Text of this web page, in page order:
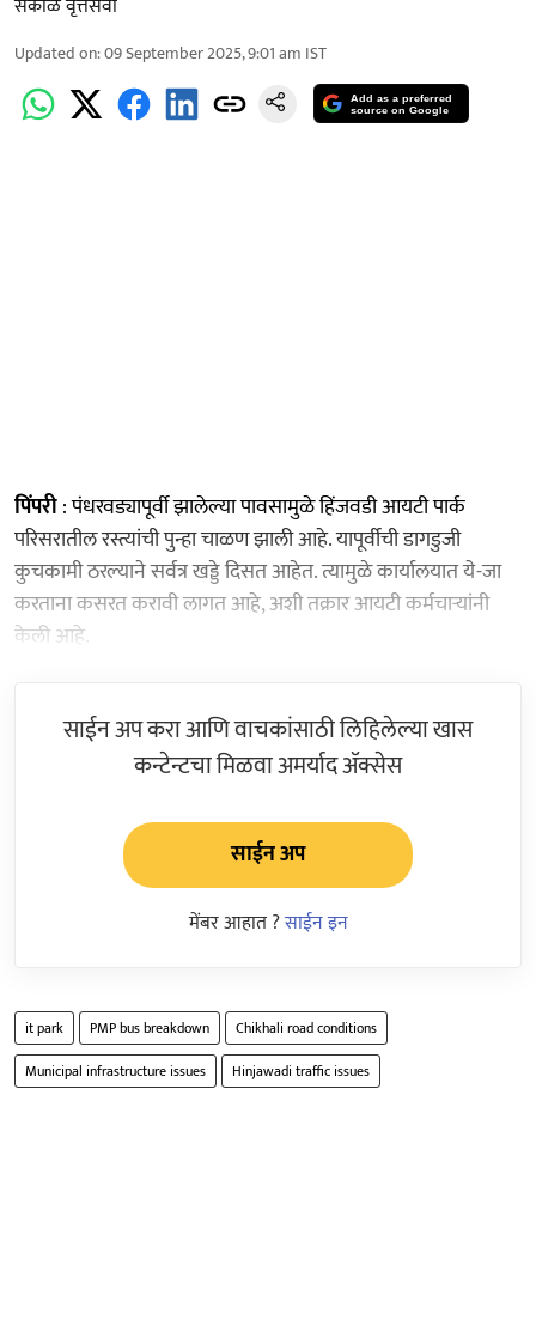
Updated on:09 September 2025, 9:01 am IST
Add as a preferred
source on Google
पिंपरी: पंधरवड्यापूर्वी झालेल्या पावसामुळे हिंजवडी आयटी पार्क
परिसरातील रस्त्यांची पुन्हा चाळण झाली आहे. यापूर्वीची डागडुजी
कुचकामी ठरल्याने सर्वत्र खड्डे दिसत आहेत. त्यामुळे कार्यालयात ये-जा
करताना कसरत करावी लागत आहे, अशी तक्रार आयटी कर्मचाऱ्यांनी
केली आहे.
साईन अप करा आणि वाचकांसाठी लिहिलेल्या खास
कन्टेन्टचा मिळवा अमर्याद ॲक्सेस
साईन अप
मेंबर आहात ?साईन इन
it park PMP bus breakdown
Chikhali road conditions
Municipal infrastructure issues
Hinjawadi traffic issues